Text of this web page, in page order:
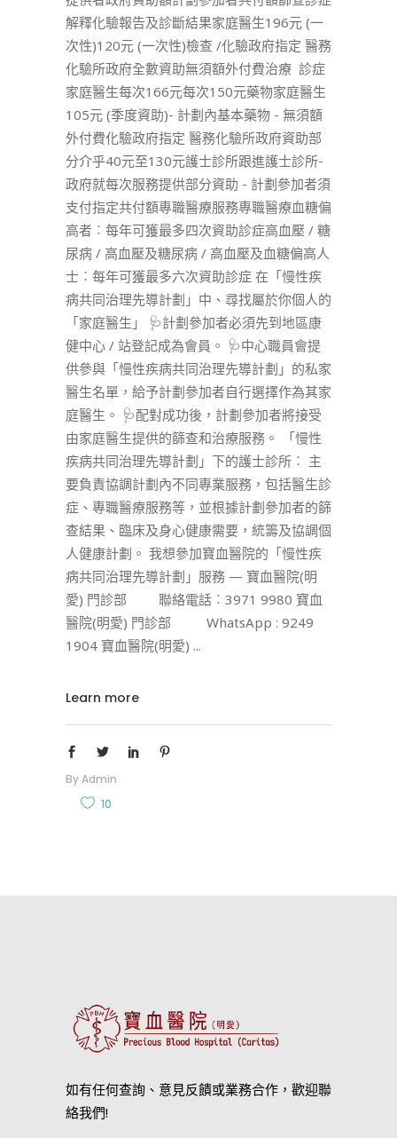
解釋化驗報告及診斷結果家庭醫生196元 (一
次性)120元 (一次性)檢查 /化驗政府指定 醫務
化驗所政府全數資助無須額外付費治療 診症
家庭醫生每次166元每次150元藥物家庭醫生
105元 (季度資助)- 計劃內基本藥物 - 無須額
外付費化驗政府指定 醫務化驗所政府資助部
分介乎40元至130元護士診所跟進護士診所-
政府就每次服務提供部分資助 - 計劃參加者須
支付指定共付額專職醫療服務專職醫療血糖偏
高者︰每年可獲最多四次資助診症高血壓 / 糖
尿病 / 高血壓及糖尿病 / 高血壓及血糖偏高人
士︰每年可獲最多六次資助診症 在「慢性疾
病共同治理先導計劃」中、尋找屬於你個人的
「家庭醫生」 🩺計劃參加者必須先到地區康
健中心 / 站登記成為會員。 🩺中心職員會提
供參與「慢性疾病共同治理先導計劃」的私家
醫生名單，給予計劃參加者自行選擇作為其家
庭醫生。 🩺配對成功後，計劃參加者將接受
由家庭醫生提供的篩查和治療服務。 「慢性
疾病共同治理先導計劃」下的護士診所︰ 主
要負責協調計劃內不同專業服務，包括醫生診
症、專職醫療服務等，並根據計劃參加者的篩
查結果、臨床及身心健康需要，統籌及協調個
人健康計劃。 我想參加寶血醫院的「慢性疾
病共同治理先導計劃」服務 — 寶血醫院(明
愛) 門診部 聯絡電話︰3971 9980 寶血
醫院(明愛) 門診部 WhatsApp : 9249
1904 寶血醫院(明愛)
Learn more
ByAdmin
10
如有任何查詢、意見反饋或業務合作，歡迎聯
絡我們!